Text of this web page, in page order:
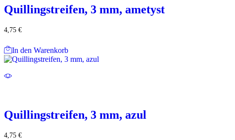
Quillingstreifen, 3 mm, ametyst
4,75 €
In den Warenkorb
Quillingstreifen, 3 mm, azul
4,75 €